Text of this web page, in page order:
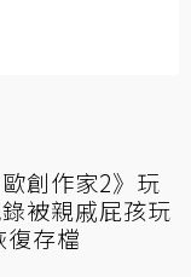
創作家2》玩
被親戚屁孩玩
存檔